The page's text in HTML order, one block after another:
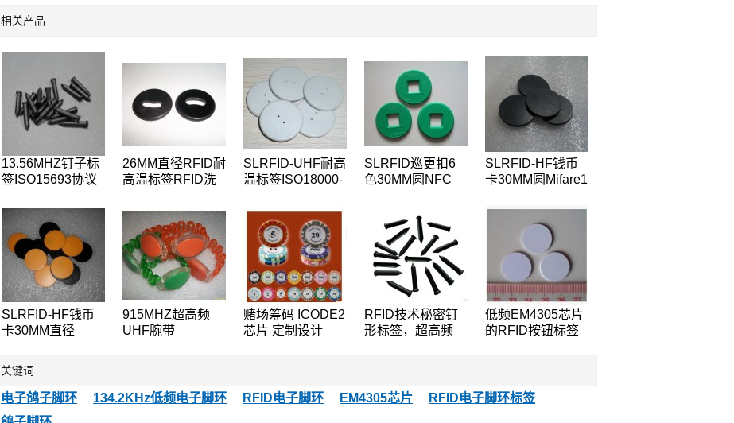
相关产品
13.56MHZ钉子标
签ISO15693协议
标签,桥梁管理标
签
26MM直径RFID耐
高温标签RFID洗
标签,水洗标签
SLRFID-UHF耐高
温标签ISO18000-
Class1 Gen2纽扣
SLRFID巡更扣6
色30MM圆NFC
签,兼容所有NFC
手机
SLRFID-HF钱币
卡30MM圆Mifare1
圆形卡ABS外壳道
闸专用卡IC门票卡
SLRFID-HF钱币
卡30MM直径
T5557/T5567/T5577
钱币卡地标卡可读
可写ID卡
915MHZ超高频
UHF腕带
赌场筹码 ICODE2
芯片 定制设计
RFID技术秘密钉
形标签，超高频
更巡检系统检查点
低频EM4305芯片
的RFID按钮标签
关键词
电子鸽子脚环 134.2KHz低频电子脚环 RFID电子脚环 EM4305芯片
RFID电子脚环标签